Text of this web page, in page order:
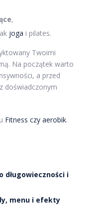
,
joga i pilates.
Twoimi
Na początek warto
a przed
doświadczonym
Fitness czy aerobik.
długowieczności i
menu i efekty